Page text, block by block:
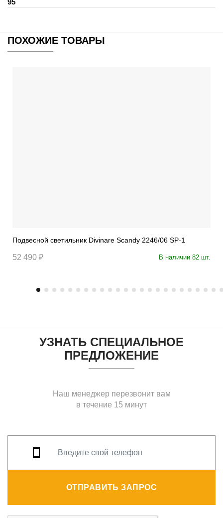
ПОХОЖИЕ ТОВАРЫ
Подвесной светильник Divinare Scandy 2246/06 SP-1
52 490 ₽ В наличии 82 шт.
УЗНАТЬ СПЕЦИАЛЬНОЕ
ПРЕДЛОЖЕНИЕ
Наш менеджер перезвонит вам
в течение 15 минут
ОТПРАВИТЬ ЗАПРОС